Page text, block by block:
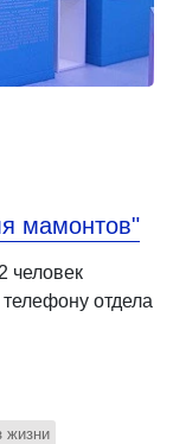
мамонтов"
человек
отдела
жизни